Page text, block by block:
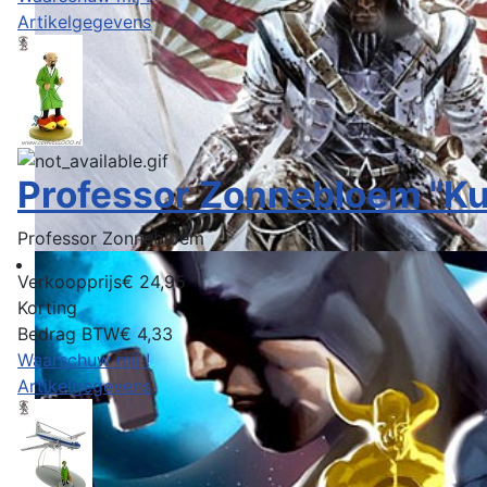
Artikelgegevens
Professor Zonnebloem
Professor Zonnebloem
Verkoopprijs€ 24,95
Korting
Bedrag BTW€ 4,33
Waarschuw mij !
Artikelgegevens